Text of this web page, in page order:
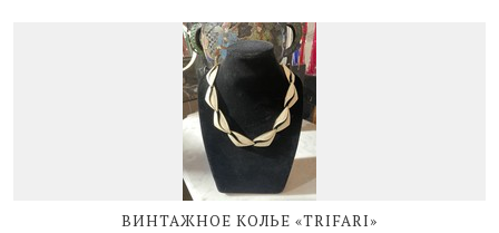
ВИНТАЖНОЕ КОЛЬЕ «TRIFARI»